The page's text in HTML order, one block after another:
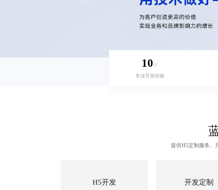
10年
专业开发经验
提供H5定制服务、
H5开发 开发定制